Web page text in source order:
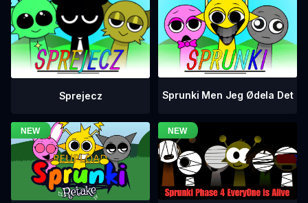
Sprejecz Sprunki Men Jeg Ødela Det